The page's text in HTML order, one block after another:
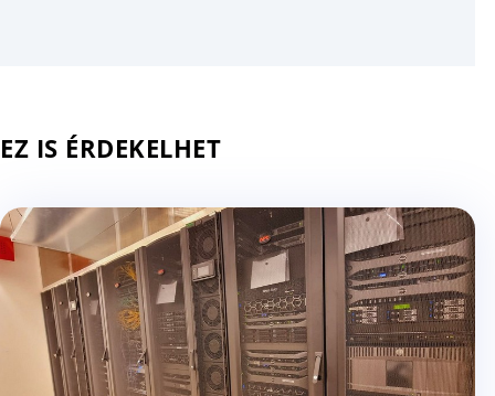
EZ IS ÉRDEKELHET